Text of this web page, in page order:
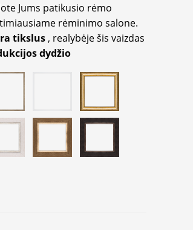
Jums patikusio rėmo
rėminimo salone.
tikslus , realybėje šis vaizdas
dydžio